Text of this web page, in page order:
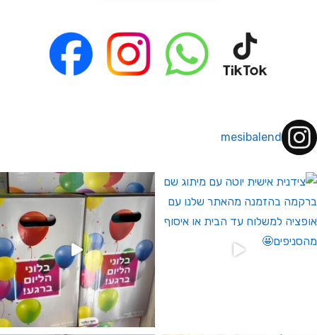
mesibalend
לחברי מועדון ומצטרפים חדשים🤍